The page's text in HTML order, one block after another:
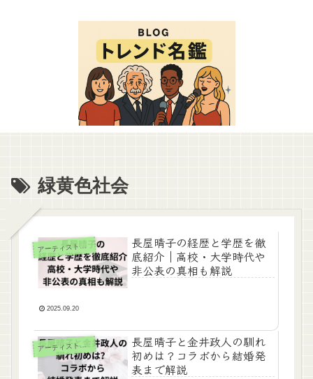
緑黄色社会
ア ーティスト（女性）
長屋晴子の経歴と学歴を徹
底紹介｜高校・大学時代や
非公表の真相も解説
2025.09.20
ア ーティスト（女性）
長屋晴子と金井政人の馴れ
初めは？コラボから結婚発
表まで解説